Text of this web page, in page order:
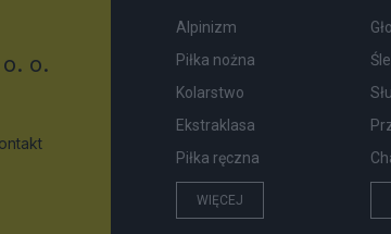
Alpinizm
Piłka nożna
Kolarstwo
Ekstraklasa
Piłka ręczna
WIĘCEJ
o.